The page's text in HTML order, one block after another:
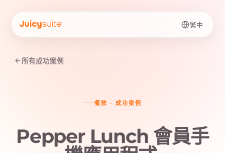
繁中
所有成功案例
餐飲 · 成功案例
Pepper Lunch 會員手